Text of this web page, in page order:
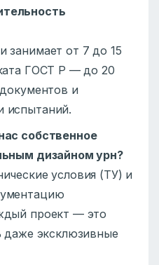
занимает от 7 до 15
ГОСТ Р — до 20
и
испытаний.
собственное
дизайном урн?
условия (ТУ) и
проект — это
даже эксклюзивные